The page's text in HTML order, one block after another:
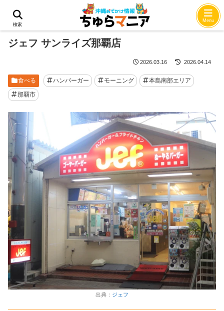
食べる
ジェフ サンライズ那覇店
2026.03.16 2026.04.14
食べる ハンバーガー モーニング
本島南部エリア
那覇市
出典： ジェフ
検索
Menu